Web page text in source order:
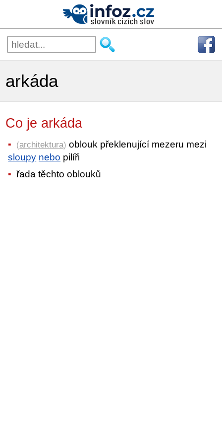
arkáda
Co je arkáda
(architektura) oblouk překlenující mezeru mezi
sloupy nebo pilíři
řada těchto oblouků